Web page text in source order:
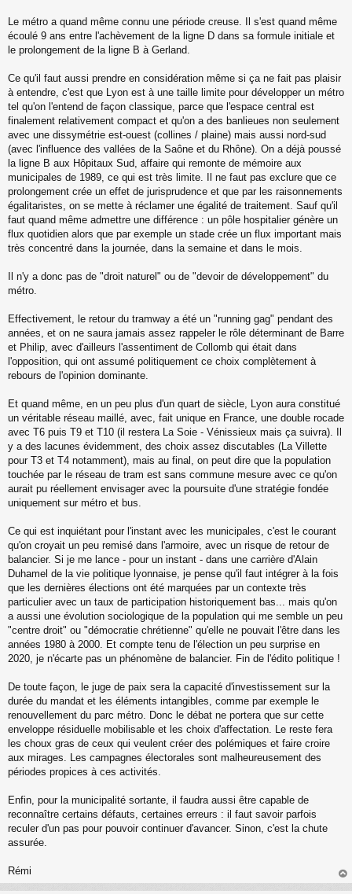
s
g
e
o
n
l
u
Le métro a quand même connu une période creuse. Il s'est quand même
écoulé 9 ans entre l'achèvement de la ligne D dans sa formule initiale et
le prolongement de la ligne B à Gerland.
Ce qu'il faut aussi prendre en considération même si ça ne fait pas plaisir
à entendre, c'est que Lyon est à une taille limite pour développer un métro
tel qu'on l'entend de façon classique, parce que l'espace central est
finalement relativement compact et qu'on a des banlieues non seulement
avec une dissymétrie est-ouest (collines / plaine) mais aussi nord-sud
(avec l'influence des vallées de la Saône et du Rhône). On a déjà poussé
la ligne B aux Hôpitaux Sud, affaire qui remonte de mémoire aux
municipales de 1989, ce qui est très limite. Il ne faut pas exclure que ce
prolongement crée un effet de jurisprudence et que par les raisonnements
égalitaristes, on se mette à réclamer une égalité de traitement. Sauf qu'il
faut quand même admettre une différence : un pôle hospitalier génère un
flux quotidien alors que par exemple un stade crée un flux important mais
très concentré dans la journée, dans la semaine et dans le mois.
Il n'y a donc pas de "droit naturel" ou de "devoir de développement" du
métro.
Effectivement, le retour du tramway a été un "running gag" pendant des
années, et on ne saura jamais assez rappeler le rôle déterminant de Barre
et Philip, avec d'ailleurs l'assentiment de Collomb qui était dans
l'opposition, qui ont assumé politiquement ce choix complètement à
rebours de l'opinion dominante.
Et quand même, en un peu plus d'un quart de siècle, Lyon aura constitué
un véritable réseau maillé, avec, fait unique en France, une double rocade
avec T6 puis T9 et T10 (il restera La Soie - Vénissieux mais ça suivra). Il
y a des lacunes évidemment, des choix assez discutables (La Villette
pour T3 et T4 notamment), mais au final, on peut dire que la population
touchée par le réseau de tram est sans commune mesure avec ce qu'on
aurait pu réellement envisager avec la poursuite d'une stratégie fondée
uniquement sur métro et bus.
Ce qui est inquiétant pour l'instant avec les municipales, c'est le courant
qu'on croyait un peu remisé dans l'armoire, avec un risque de retour de
balancier. Si je me lance - pour un instant - dans une carrière d'Alain
Duhamel de la vie politique lyonnaise, je pense qu'il faut intégrer à la fois
que les dernières élections ont été marquées par un contexte très
particulier avec un taux de participation historiquement bas... mais qu'on
a aussi une évolution sociologique de la population qui me semble un peu
"centre droit" ou "démocratie chrétienne" qu'elle ne pouvait l'être dans les
années 1980 à 2000. Et compte tenu de l'élection un peu surprise en
2020, je n'écarte pas un phénomène de balancier. Fin de l'édito politique !
De toute façon, le juge de paix sera la capacité d'investissement sur la
durée du mandat et les éléments intangibles, comme par exemple le
renouvellement du parc métro. Donc le débat ne portera que sur cette
enveloppe résiduelle mobilisable et les choix d'affectation. Le reste fera
les choux gras de ceux qui veulent créer des polémiques et faire croire
aux mirages. Les campagnes électorales sont malheureusement des
périodes propices à ces activités.
Enfin, pour la municipalité sortante, il faudra aussi être capable de
reconnaître certains défauts, certaines erreurs : il faut savoir parfois
reculer d'un pas pour pouvoir continuer d'avancer. Sinon, c'est la chute
assurée.
Rémi
au